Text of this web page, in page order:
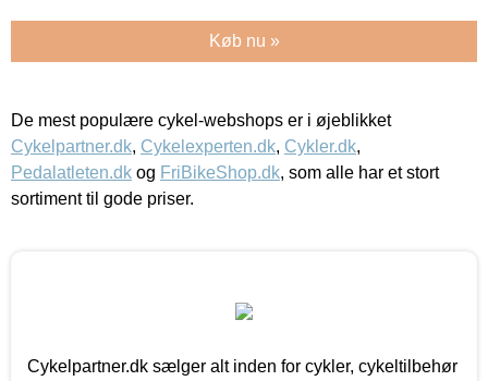
Køb nu »
De mest populære cykel-webshops er i øjeblikket
Cykelpartner.dk, Cykelexperten.dk, Cykler.dk,
Pedalatleten.dk og FriBikeShop.dk, som alle har et stort
sortiment til gode priser.
Cykelpartner.dk sælger alt inden for cykler, cykeltilbehør